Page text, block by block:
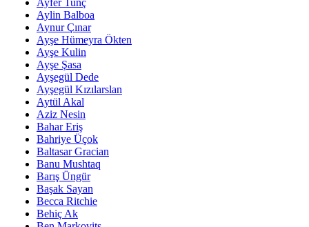
Ayfer Tunç
Aylin Balboa
Aynur Çınar
Ayşe Hümeyra Ökten
Ayşe Kulin
Ayşe Şasa
Ayşegül Dede
Ayşegül Kızılarslan
Aytül Akal
Aziz Nesin
Bahar Eriş
Bahriye Üçok
Baltasar Gracian
Banu Mushtaq
Barış Üngür
Başak Sayan
Becca Ritchie
Behiç Ak